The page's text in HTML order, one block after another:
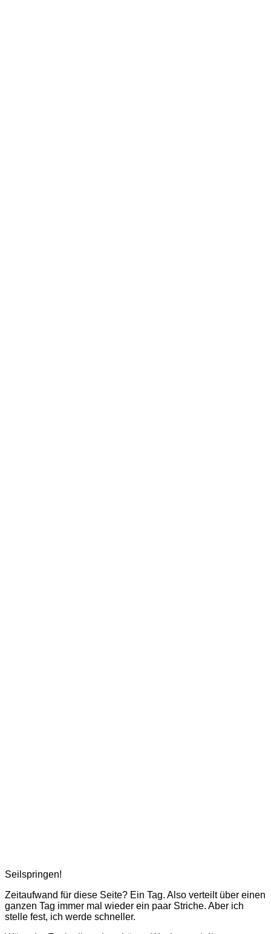
Seilspringen!
Zeitaufwand für diese Seite? Ein Tag. Also verteilt über einen
ganzen Tag immer mal wieder ein paar Striche. Aber ich
stelle fest, ich werde schneller.